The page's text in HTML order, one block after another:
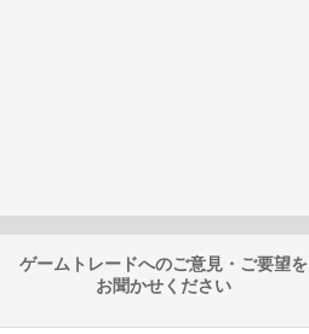
ゲームトレードへのご意見・ご要望を
お聞かせください